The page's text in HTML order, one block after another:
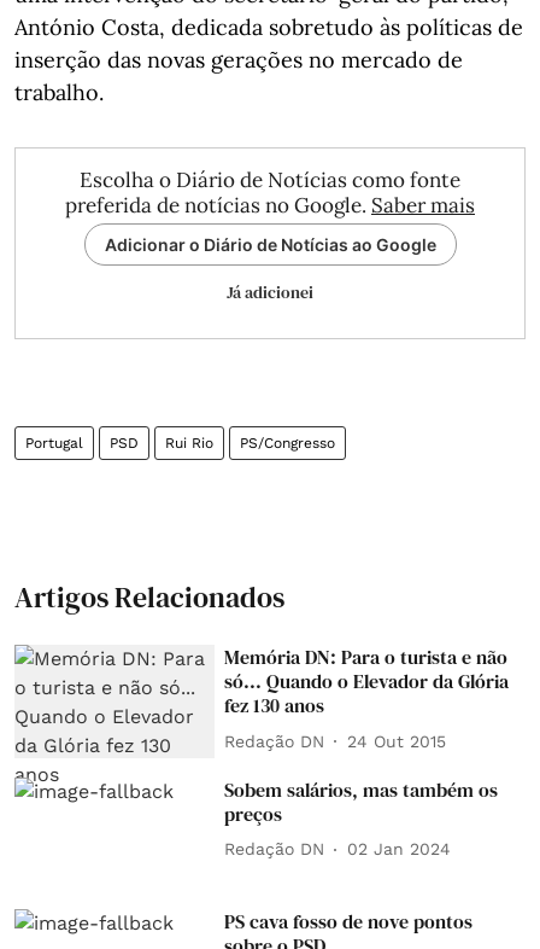
António Costa, dedicada sobretudo às políticas de
inserção das novas gerações no mercado de
trabalho.
Escolha o Diário de Notícias como fonte
preferida de notícias no Google. Saber mais
Adicionar o Diário de Notícias ao Google
Já adicionei
Portugal PSD Rui Rio PS/Congresso
Artigos Relacionados
Memória DN: Para o turista e não
só... Quando o Elevador da Glória
fez 130 anos
Redação DN 24 Out 2015
Sobem salários, mas também os
preços
Redação DN 02 Jan 2024
PS cava fosso de nove pontos